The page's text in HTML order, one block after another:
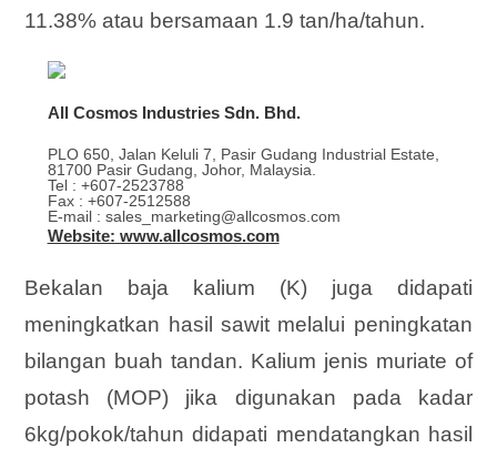
11.38% atau bersamaan 1.9 tan/ha/tahun.
All Cosmos Industries Sdn. Bhd.
PLO 650, Jalan Keluli 7, Pasir Gudang Industrial Estate,
81700 Pasir Gudang, Johor, Malaysia.
Tel : +607-2523788
Fax : +607-2512588
E-mail : sales_marketing@allcosmos.com
Website: www.allcosmos.com
Bekalan baja kalium (K) juga didapati
meningkatkan hasil sawit melalui peningkatan
bilangan buah tandan. Kalium jenis muriate of
potash (MOP) jika digunakan pada kadar
6kg/pokok/tahun didapati mendatangkan hasil